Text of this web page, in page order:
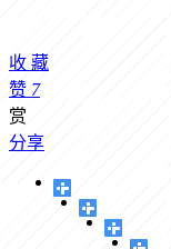
收 藏
赞 7
赏
分享